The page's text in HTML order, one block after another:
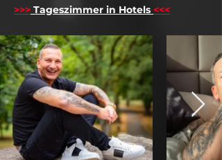
>>> Tageszimmer in Hotels <<<